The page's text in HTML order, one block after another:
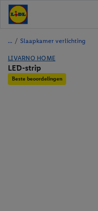
/ Slaapkamer verlichting
LIVARNO HOME
LED-strip
Beste beoordelingen